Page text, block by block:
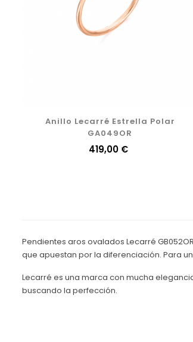
Anillo Lecarré Estrella Polar
GA049OR
Precio
419,00 €
Pendientes aros ovalados Lecarré
que apuestan por la diferenciación. Para
Lecarré es una marca con mucha
buscando la perfección.